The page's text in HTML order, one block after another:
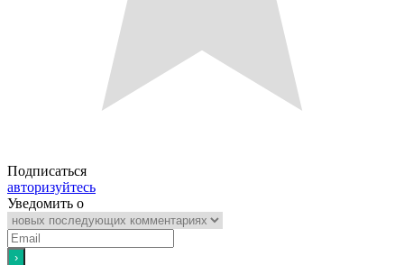
Подписаться
авторизуйтесь
Уведомить о